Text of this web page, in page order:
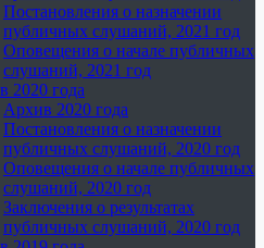
Постановления о назначении
публичных слушаний, 2021 год
Оповещения о начале публичных
слушаний, 2021 год
2020 года
Архив 2020 года
Постановления о назначении
публичных слушаний, 2020 год
Оповещения о начале публичных
слушаний, 2020 год
Заключения о результатах
публичных слушаний, 2020 год